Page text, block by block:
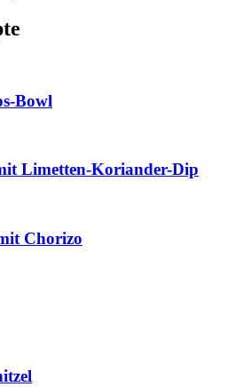
Bowl
Limetten-Koriander-Dip
Chorizo